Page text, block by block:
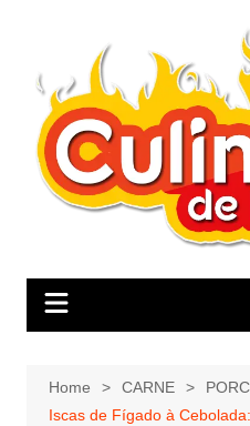
Home CARNE
Iscas de Fígado à